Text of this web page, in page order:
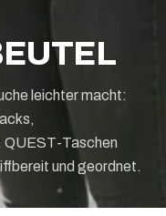
leichter macht:
QUEST-Taschen
und geordnet.